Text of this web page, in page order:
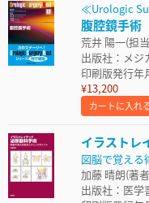
≪Urologic
腹腔鏡手術
荒井 陽一(担
出版社：メジ
印刷版発行年
¥13,200
カートに入れ
イラストレ
図脳で覚える
加藤 晴朗(著
出版社：医学